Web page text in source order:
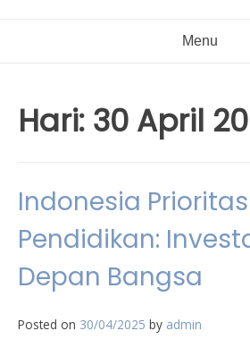
Menu
Hari: 30 April
Indonesia
Pendidikan:
Depan Bangsa
Posted on 30/04/2025 by admin